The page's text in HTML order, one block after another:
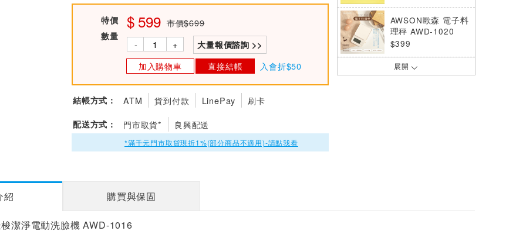
特價 599 市價$699
數量
- + 大量報價諮詢 >>
加入購物車 直接結帳 入會折$50
結帳方式： ATM 貨到付款 LinePay 刷卡
配送方式： 門市取貨* 良興配送
*滿千元門市取貨現折1%(部分商品不適用)-請點我看
AWSON歐森 電子料
理秤 AWD-1020
$399
KINYO 淨亮聲波電
展開
紹 購買與保固
潔淨電動洗臉機 AWD-1016